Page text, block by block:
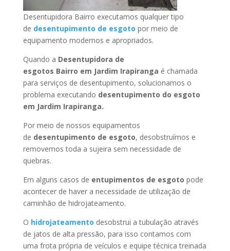
Desentupidora Bairro executamos qualquer tipo
de desentupimento de esgoto por meio de
equipamento modernos e apropriados.
Quando a Desentupidora de
esgotos Bairro em Jardim Irapiranga é chamada
para serviços de desentupimento, solucionamos o
problema executando desentupimento do esgoto
em Jardim Irapiranga.
Por meio de nossos equipamentos
de desentupimento de esgoto, desobstruímos e
removemos toda a sujeira sem necessidade de
quebras.
Em alguns casos de entupimentos de esgoto pode
acontecer de haver a necessidade de utilização de
caminhão de hidrojateamento.
O hidrojateamento desobstrui a tubulação através
de jatos de alta pressão, para isso contamos com
uma frota própria de veículos e equipe técnica treinada